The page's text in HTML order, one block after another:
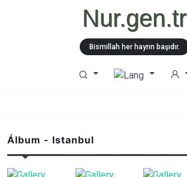
Nur.gen.tr
Bismillah her hayrın başıdır.
Álbum - Istanbul